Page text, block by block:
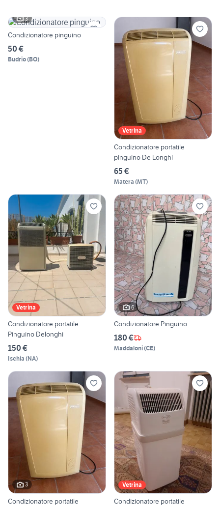
3
Condizionatore pinguino
50 €
Budrio(BO)
Vetrina
Condizionatore portatile
pinguino De Longhi
65 €
Matera (MT)
Vetrina
Condizionatore portatile
Pinguino Delonghi
150 €
Ischia (NA)
6
Condizionatore Pinguino
180 €
Maddaloni(CE)
3
Condizionatore portatile
Vetrina
Condizionatore portatile